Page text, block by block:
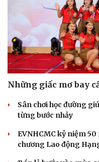
Những giấc mơ bay
Sân chơi học đường
từng bước nhảy
EVNHCMC kỷ niệm
chương Lao động